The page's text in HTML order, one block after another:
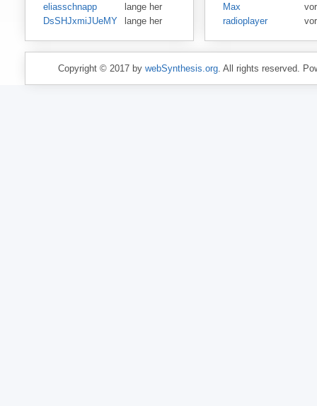
eliasschnapp
lange her
DsSHJxmiJUeMY
lange her
Max
radioplayer
Copyright © 2017 by webSynthesis.org. All rights reserved.